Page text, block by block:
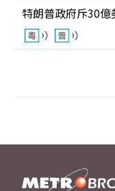
特朗普政府斥30